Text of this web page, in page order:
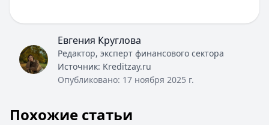
Евгения Круглова
Редактор, эксперт финансового сектора
Источник: Kreditzay.ru
Опубликовано: 17 ноября 2025 г.
Похожие статьи